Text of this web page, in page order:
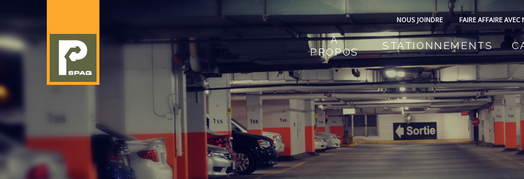
FAIRE AFFAIRE AVEC
NOUS JOINDRE
À
PROPOS
STATIONNEMENTS